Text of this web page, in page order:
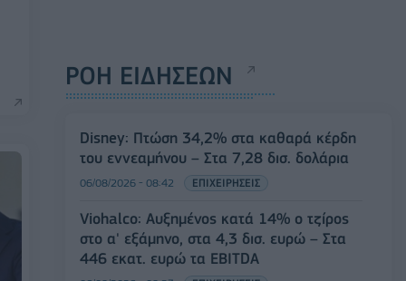
ΡΟΗ ΕΙΔΗΣΕΩΝ
Disney: Πτώση 34,2% στα καθαρά κέρδη
του εννεαμήνου – Στα 7,28 δισ. δολάρια
06/08/2026 - 08:42 ΕΠΙΧΕΙΡΗΣΕΙΣ
Viohalco: Αυξημένος κατά 14% ο τζίρος
στο α' εξάμηνο, στα 4,3 δισ. ευρώ – Στα
446 εκατ. ευρώ τα EBITDA